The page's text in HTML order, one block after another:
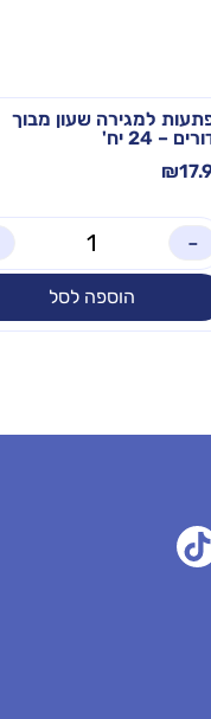
למגירה שעון מבוך
– 24 יח'
₪
-
הוספה לסל